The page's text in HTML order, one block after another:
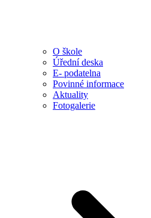
O škole
Úřední deska
E- podatelna
Povinné informace
Aktuality
Fotogalerie